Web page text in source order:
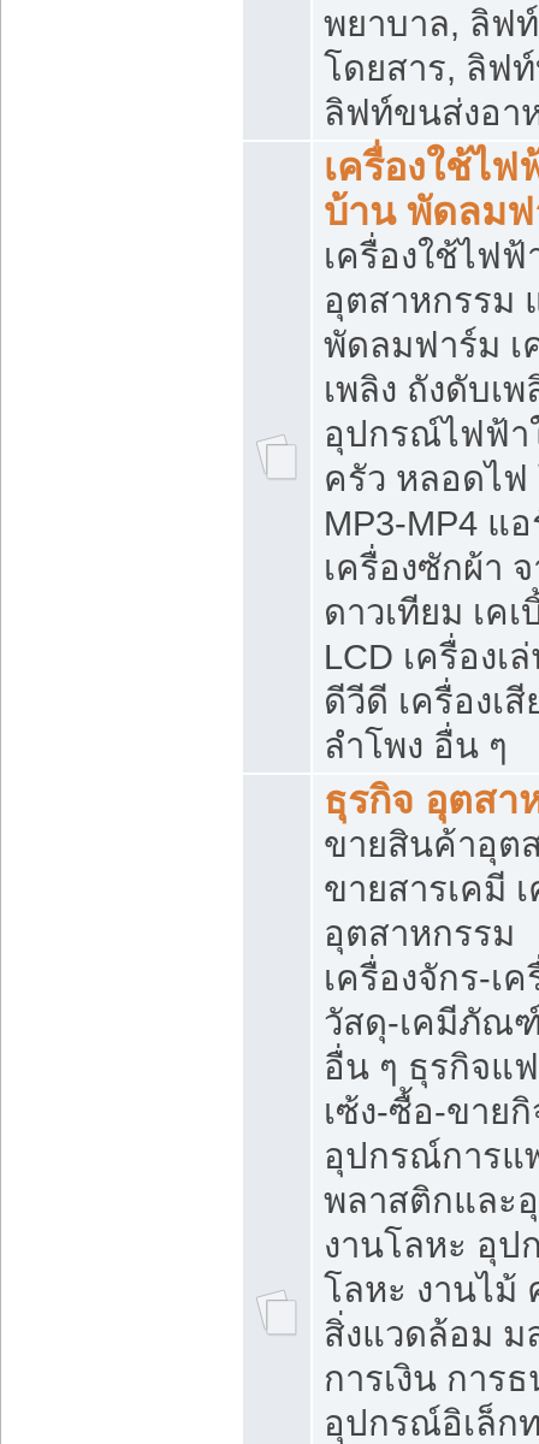
พยาบาล, ลิฟท์
โดยสาร, ลิฟ
ลิฟท์ขนส่งอา
เครื่องใช้ไฟ
บ้าน พัดลมฟ
เครื่องใช้ไฟ
อุตสาหกรรม
พัดลมฟาร์ม เ
เพลิง ถังดับเพ
อุปกรณ์ไฟฟ้า
ครัว หลอดไฟ
MP3-MP4 แ
เครื่องซักผ้า
ดาวเทียม เคเ
LCD เครื่องเ
ดีวีดี เครื่องเ
ลำโพง อื่น ๆ
ธุรกิจ อุตสา
ขายสินค้าอุต
ขายสารเคมี
อุตสาหกรรม
เครื่องจักร-เ
วัสดุ-เคมีภัณ
อื่น ๆ ธุรกิจแ
เซ้ง-ซื้อ-ขาย
อุปกรณ์การแ
พลาสติกและ
งานโลหะ อุป
โลหะ งานไม้
สิ่งแวดล้อม ม
การเงิน การ
อุปกรณ์อิเล็ก